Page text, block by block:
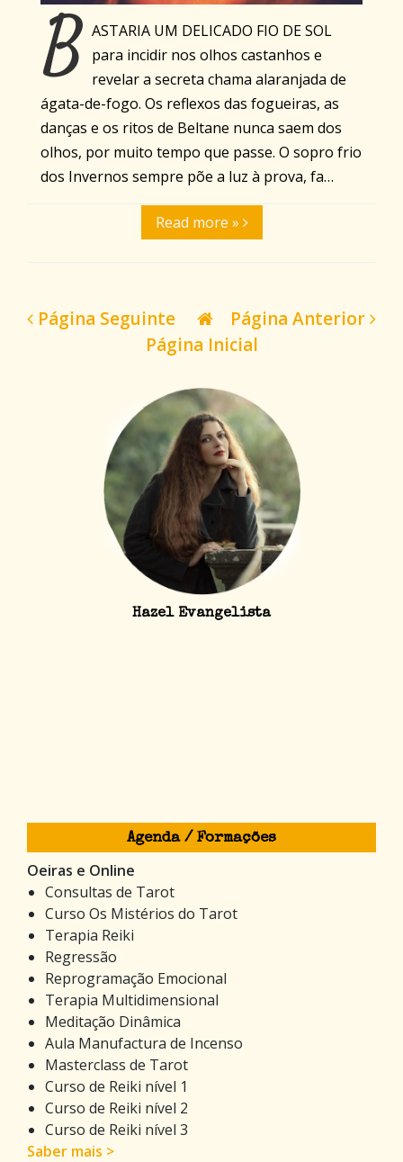
B ASTARIA UM DELICADO FIO DE SOL
para incidir nos olhos castanhos e
revelar a secreta chama alaranjada de
ágata-de-fogo. Os reflexos das fogueiras, as
danças e os ritos de Beltane nunca saem dos
olhos, por muito tempo que passe. O sopro frio
dos Invernos sempre põe a luz à prova, fa…
Read more »
Página Seguinte
Página Anterior
Página Inicial
Hazel Evangelista
Agenda / Formações
Oeiras e Online
Consultas de Tarot
Curso Os Mistérios do Tarot
Terapia Reiki
Regressão
Reprogramação Emocional
Terapia Multidimensional
Meditação Dinâmica
Aula Manufactura de Incenso
Masterclass de Tarot
Curso de Reiki nível 1
Curso de Reiki nível 2
Curso de Reiki nível 3
Saber mais >